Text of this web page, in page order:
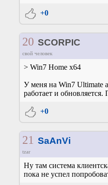
+0
20 SCORPIC
свой человек
> Win7 Home x64
У меня на Win7 Ultimate
работает и
+0
21 SaAnVi
tzar
Ну там система
пока не успел